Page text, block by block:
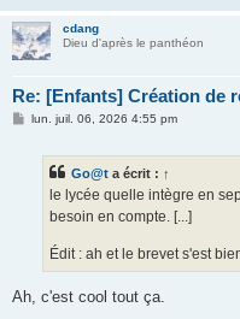
cdang
Dieu d'après le panthéon
Re: [Enfants] Création de
Mlun. juil. 06, 2026 4:55 pm
Go@t a écrit : ↑
le lycée quelle intègre en
besoin en compte. [...]
Édit : ah et le brevet s'est
Ah, c'est cool tout ça.